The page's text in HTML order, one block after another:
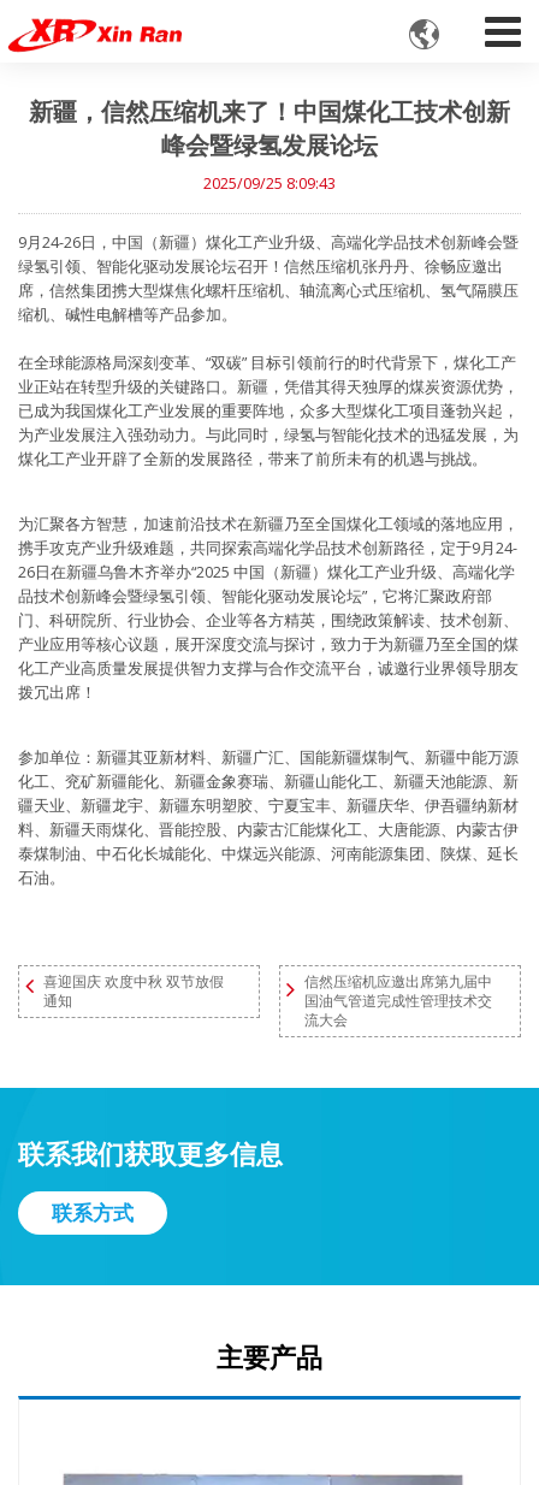

新疆，信然压缩机来了！中国煤化工技术创新
峰会暨绿氢发展论坛
2025/09/25 8:09:43
9月24-26日，中国（新疆）煤化工产业升级、高端化学品技术创新峰会暨
绿氢引领、智能化驱动发展论坛召开！信然压缩机张丹丹、徐畅应邀出
席，信然集团携大型煤焦化螺杆压缩机、轴流离心式压缩机、氢气隔膜压
缩机、碱性电解槽等产品参加。
在全球能源格局深刻变革、“双碳” 目标引领前行的时代背景下，煤化工产
业正站在转型升级的关键路口。新疆，凭借其得天独厚的煤炭资源优势，
已成为我国煤化工产业发展的重要阵地，众多大型煤化工项目蓬勃兴起，
为产业发展注入强劲动力。与此同时，绿氢与智能化技术的迅猛发展，为
煤化工产业开辟了全新的发展路径，带来了前所未有的机遇与挑战。
为汇聚各方智慧，加速前沿技术在新疆乃至全国煤化工领域的落地应用，
携手攻克产业升级难题，共同探索高端化学品技术创新路径，定于9月24-
26日在新疆乌鲁木齐举办“2025 中国（新疆）煤化工产业升级、高端化学
品技术创新峰会暨绿氢引领、智能化驱动发展论坛”，它将汇聚政府部
门、科研院所、行业协会、企业等各方精英，围绕政策解读、技术创新、
产业应用等核心议题，展开深度交流与探讨，致力于为新疆乃至全国的煤
化工产业高质量发展提供智力支撑与合作交流平台，诚邀行业界领导朋友
拨冗出席！
参加单位：新疆其亚新材料、新疆广汇、国能新疆煤制气、新疆中能万源
化工、兖矿新疆能化、新疆金象赛瑞、新疆山能化工、新疆天池能源、新
疆天业、新疆龙宇、新疆东明塑胶、宁夏宝丰、新疆庆华、伊吾疆纳新材
料、新疆天雨煤化、晋能控股、内蒙古汇能煤化工、大唐能源、内蒙古伊
泰煤制油、中石化长城能化、中煤远兴能源、河南能源集团、陕煤、延长
石油。
喜迎国庆 欢度中秋 双节放假
通知
信然压缩机应邀出席第九届中
国油气管道完成性管理技术交
流大会
联系我们获取更多信息
联系方式
主要产品